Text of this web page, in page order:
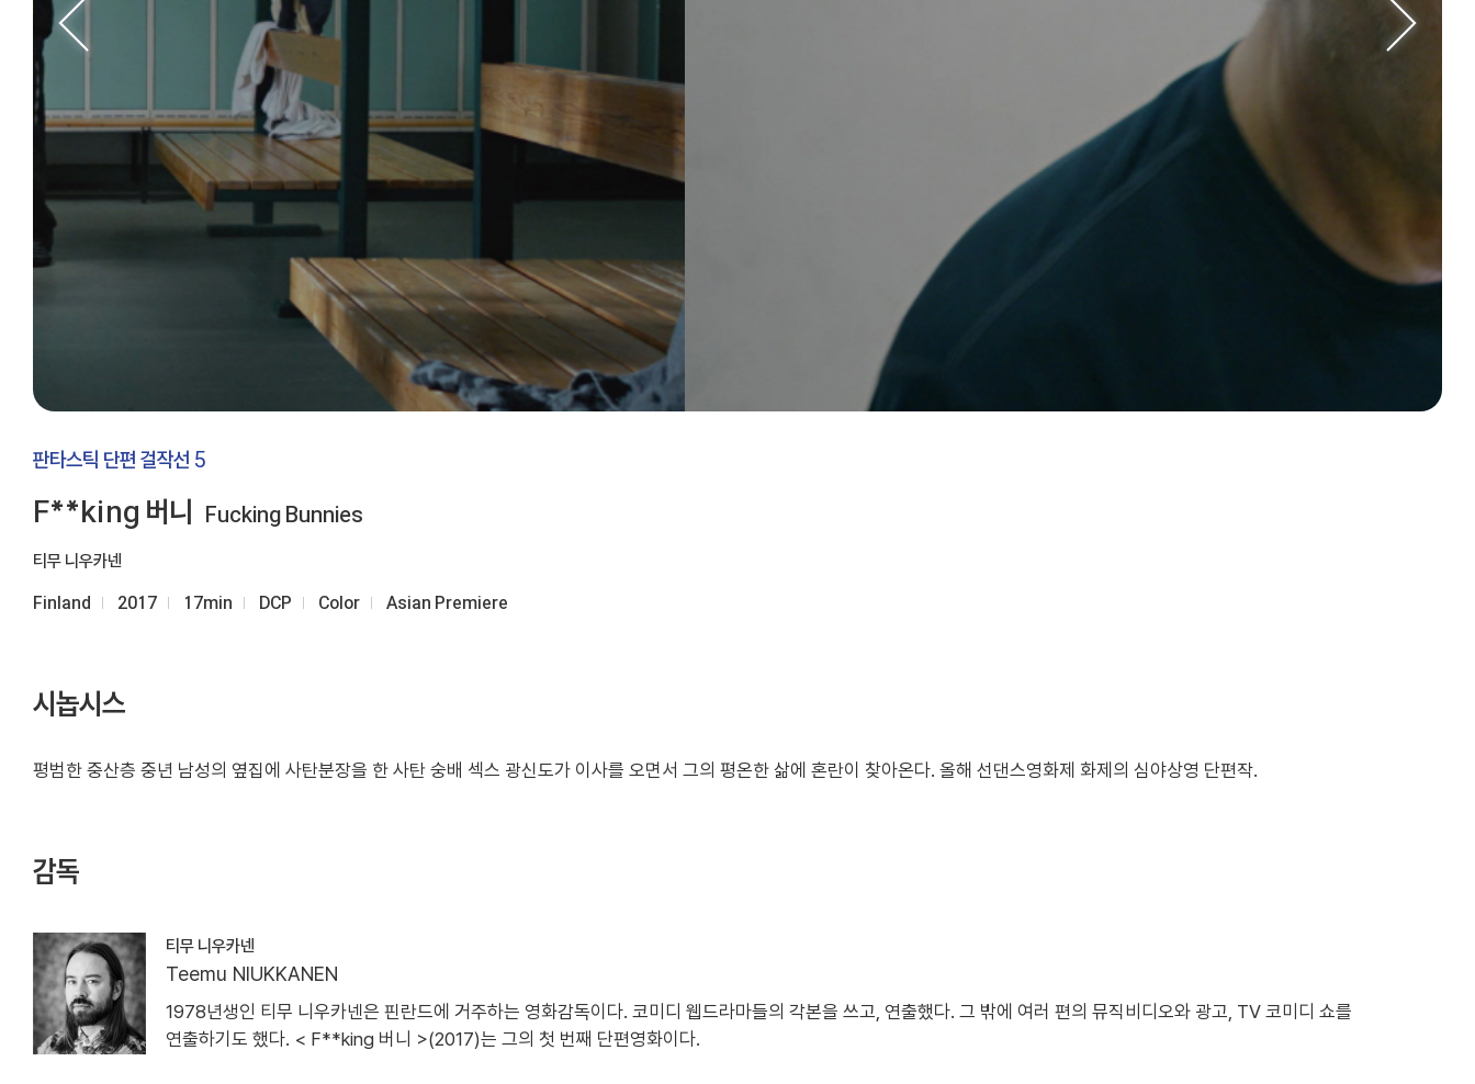
판타스틱 단편 걸작선 5
F**king 버니 Fucking Bunnies
티무 니우카넨
Finland 2017 17min DCP Color Asian Premiere
시놉시스
평범한 중산층 중년 남성의 옆집에 사탄분장을 한 사탄 숭배 섹스 광신도가 이사를 오면서 그의 평온한 삶에 혼란이 찾아온다. 올해 선댄스영화제 화제의 심야상영 단편작.
감독
티무 니우카넨
Teemu NIUKKANEN
1978년생인 티무 니우카넨은 핀란드에 거주하는 영화감독이다. 코미디 웹드라마들의 각본을 쓰고, 연출했다. 그 밖에 여러 편의 뮤직비디오와 광고, TV 코미디 쇼를
연출하기도 했다. < F**king 버니 >(2017)는 그의 첫 번째 단편영화이다.